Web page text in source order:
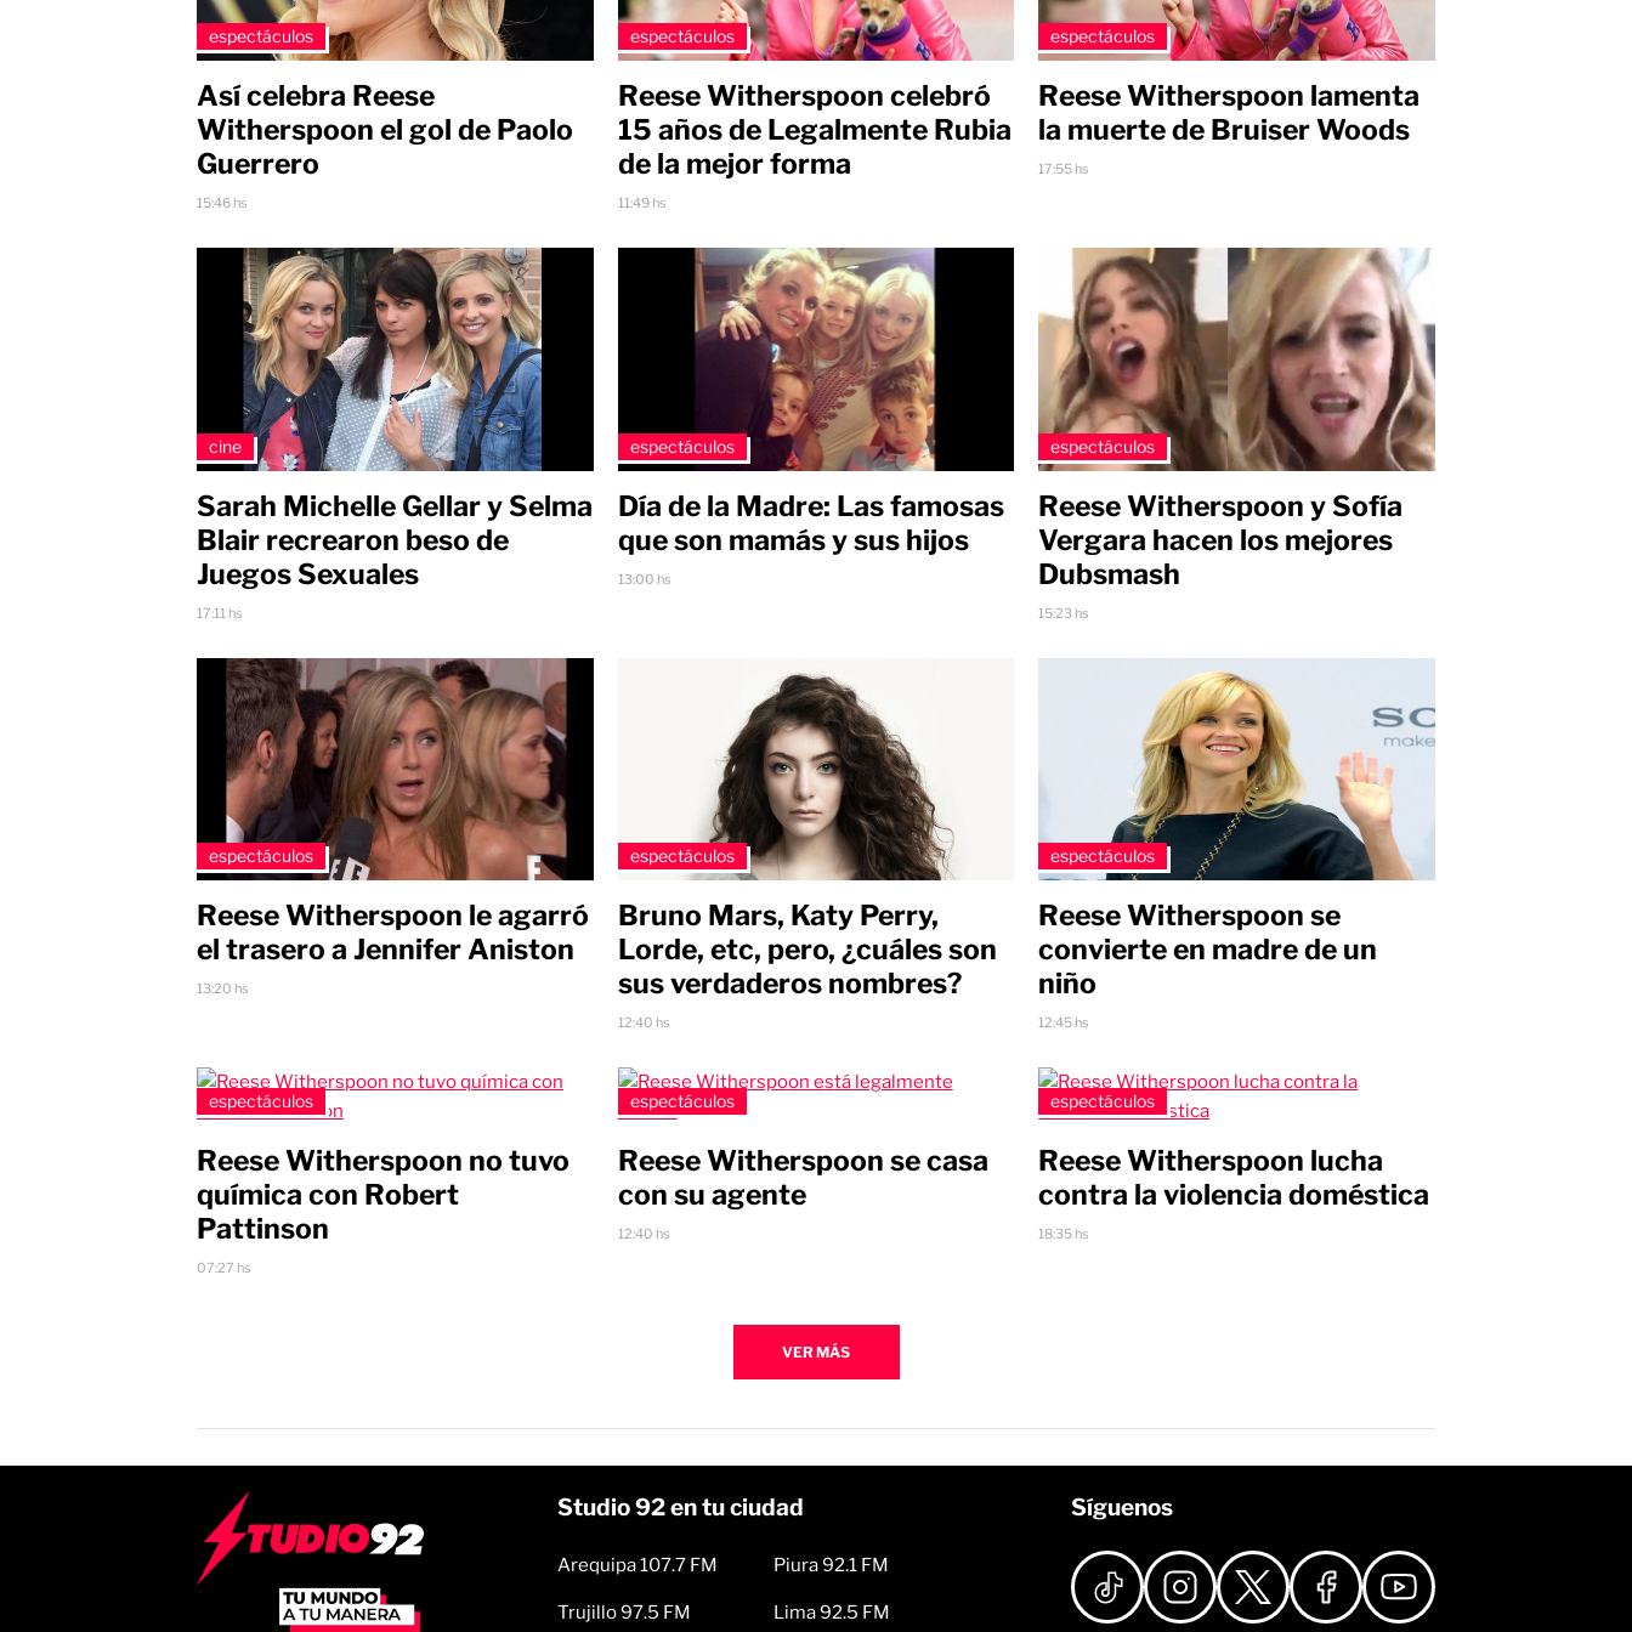
espectáculos
Así celebra Reese
Witherspoon el gol de Paolo
Guerrero
15:46 hs
espectáculos
Reese Witherspoon celebró
15 años de Legalmente Rubia
de la mejor forma
11:49 hs
espectáculos
Reese Witherspoon lamenta
la muerte de Bruiser Woods
17:55 hs
cine
Sarah Michelle Gellar y Selma
Blair recrearon beso de
Juegos Sexuales
17:11 hs
espectáculos
Día de la Madre: Las famosas
que son mamás y sus hijos
13:00 hs
espectáculos
Reese Witherspoon y Sofía
Vergara hacen los mejores
Dubsmash
15:23 hs
espectáculos
Reese Witherspoon le agarró
el trasero a Jennifer Aniston
13:20 hs
espectáculos
Bruno Mars, Katy Perry,
Lorde, etc, pero, ¿cuáles son
sus verdaderos nombres?
12:40 hs
espectáculos
Reese Witherspoon se
convierte en madre de un
niño
12:45 hs
espectáculos
Reese Witherspoon no tuvo
química con Robert
Pattinson
07:27 hs
espectáculos
Reese Witherspoon se casa
con su agente
12:40 hs
espectáculos
Reese Witherspoon lucha
contra la violencia doméstica
18:35 hs
VER MÁS
Studio 92 en tu ciudad
Arequipa 107.7 FM
Trujillo 97.5 FM
Piura 92.1 FM
Lima 92.5 FM
Síguenos